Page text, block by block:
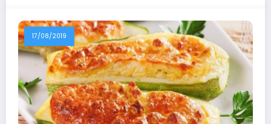
17/08/2019